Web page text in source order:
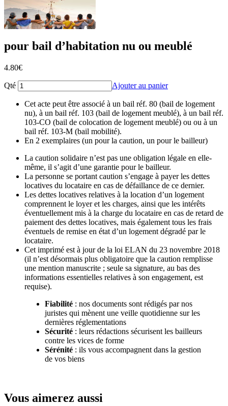
pour bail d’habitation nu ou meublé
4.80€
Qté Ajouter au panier
Cet acte peut être associé à un bail réf. 80 (bail de logement
nu), à un bail réf. 103 (bail de logement meublé), à un bail réf.
103-CO (bail de colocation de logement meublé) ou ou à un
bail réf. 103-M (bail mobilité).
En 2 exemplaires (un pour la caution, un pour le bailleur)
La caution solidaire n’est pas une obligation légale en elle-
même, il s’agit d’une garantie pour le bailleur.
La personne se portant caution s’engage à payer les dettes
locatives du locataire en cas de défaillance de ce dernier.
Les dettes locatives relatives à la location d’un logement
comprennent le loyer et les charges, ainsi que les intérêts
éventuellement mis à la charge du locataire en cas de retard de
paiement des dettes locatives, mais également tous les frais
éventuels de remise en état d’un logement dégradé par le
locataire.
Cet imprimé est à jour de la loi ELAN du 23 novembre 2018
(il n’est désormais plus obligatoire que la caution remplisse
une mention manuscrite ; seule sa signature, au bas des
informations essentielles relatives à son engagement, est
requise).
Fiabilité : nos documents sont rédigés par nos
juristes qui mènent une veille quotidienne sur les
dernières réglementations
Sécurité : leurs rédactions sécurisent les bailleurs
contre les vices de forme
Sérénité : ils vous accompagnent dans la gestion
de vos biens
Vous aimerez aussi